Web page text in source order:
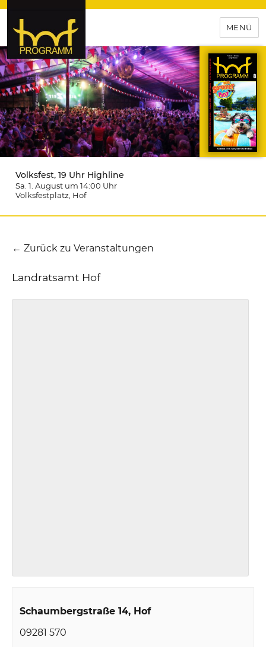
hof-programm – das
Veranstaltungsportal für
Hochfranken
MENÜ
Volksfest, 19 Uhr Highline
Sa. 1. August um 14:00 Uhr
Volksfestplatz , Hof
← Zurück zu Veranstaltungen
Landratsamt Hof
Schaumbergstraße 14 Hof
09281 570